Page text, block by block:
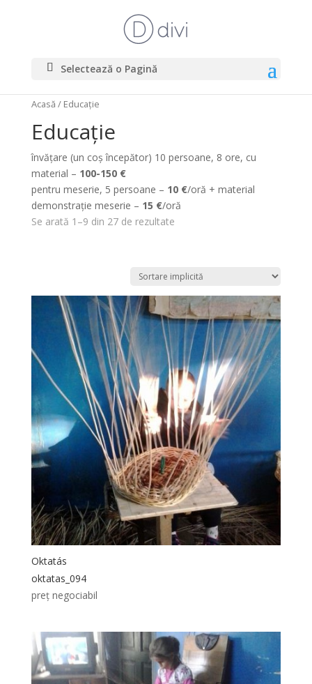
Selectează o Pagină
Acasă / Educație
Educație
învățare (un coș începător) 10 persoane, 8 ore, cu
material – 100-150 €
pentru meserie, 5 persoane – 10 €/oră + material
demonstrație meserie – 15 €/oră
Se arată 1–9 din 27 de rezultate
Oktatás
oktatas_094
preț negociabil